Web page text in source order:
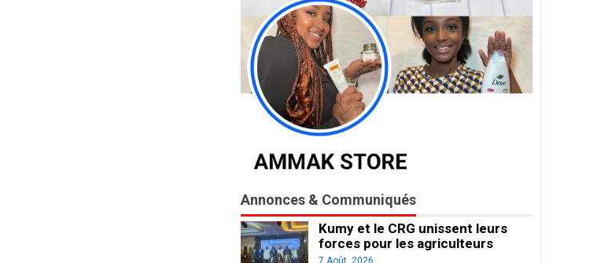
Annonces & Communiqués
Kumy et le CRG unissent leurs
forces pour les agriculteurs